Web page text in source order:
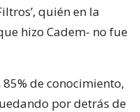
quién en la
hizo Cadem- no fue
de conocimiento,
por detrás de